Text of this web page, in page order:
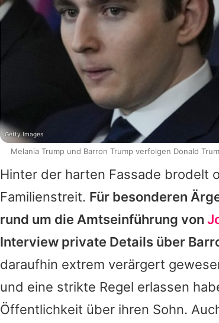
Hinter der harten Fassade brodelt
Familienstreit. Für besonderen
rund um die Amtseinführung von
Interview private Details über
daraufhin extrem verärgert
und eine strikte Regel erlassen
Öffentlichkeit über ihren Sohn.
Getty Images
Melania Trump und Barron Trump verfolgen Donald